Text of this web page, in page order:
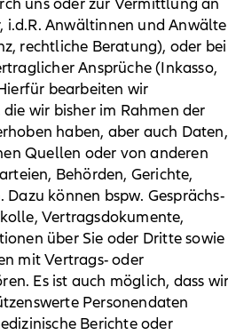
uns oder zur Vermittlung an
i.d.R. Anwältinnen und Anwälte
rechtliche Beratung), oder bei
Ansprüche (Inkasso,
bearbeiten wir
wir bisher im Rahmen der
haben, aber auch Daten,
Quellen oder von anderen
Behörden, Gerichte,
Dazu können bspw. Gesprächs-
Vertragsdokumente,
über Sie oder Dritte sowie
mit Vertrags- oder
Es ist auch möglich, dass
Personendaten
Berichte oder